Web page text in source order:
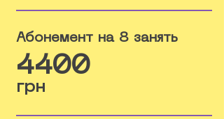
Абонемент на 8 занять
4400
грн